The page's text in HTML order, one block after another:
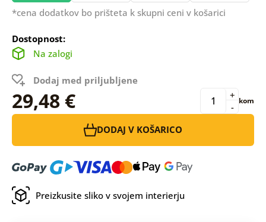
*cena dodatkov bo prišteta k skupni ceni v košarici
Dostopnost:
Na zalogi
Dodaj med priljubljene
29,48 € -
+ kom
DODAJ V KOŠARICO
Preizkusite sliko v svojem interierju